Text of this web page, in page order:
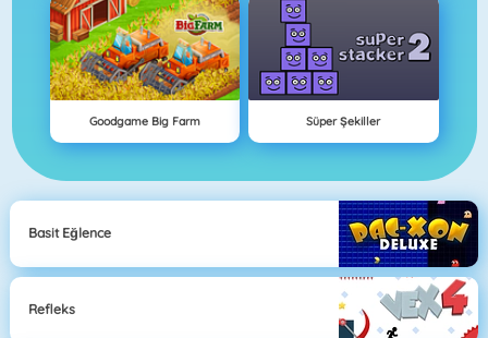
Goodgame Big Farm Süper Şekiller
Basit Eğlence
Refleks